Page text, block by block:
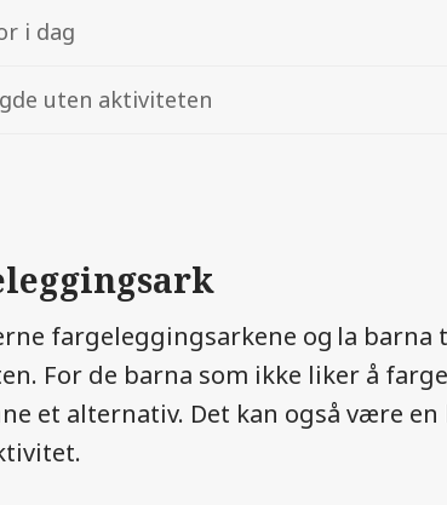
i dag
uten aktiviteten
fargeleggingsarkene og la barna
For de barna som ikke liker å
et alternativ. Det kan også være en